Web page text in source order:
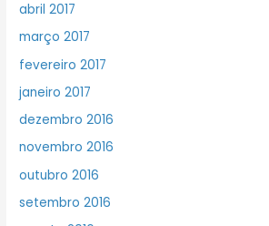
abril 2017
março 2017
fevereiro 2017
janeiro 2017
dezembro 2016
novembro 2016
outubro 2016
setembro 2016